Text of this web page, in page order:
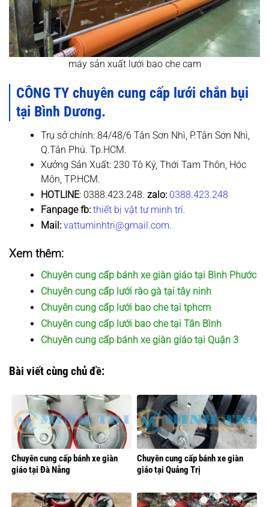
máy sản xuất lưới bao che cam
CÔNG TY chuyên cung cấp lưới chắn bụi
tại Bình Dương.
Trụ sở chính: 84/48/6 Tân Sơn Nhì, P.Tân Sơn Nhì,
Q.Tân Phú. Tp.HCM.
Xưởng Sản Xuất: 230 Tô Ký, Thới Tam Thôn, Hóc
Môn, TP.HCM.
HOTLINE: 0388.423.248. zalo: 0388.423.248
Fanpage fb: thiết bị vật tư minh trí.
Mail: vattuminhtri@gmail.com.
Xem thêm:
Chuyên cung cấp bánh xe giàn giáo tại Bình Phước
Chuyên cung cấp lưới rào gà tại tây ninh
Chuyên cung cấp lưới bao che tại tphcm
Chuyên cung cấp lưới bao che tại Tân Bình
Chuyên cung cấp bánh xe giàn giáo tại Quận 3
Bài viết cùng chủ đề:
Chuyên cung cấp bánh xe giàn
giáo tại Đà Nẵng
Chuyên cung cấp bánh xe giàn
giáo tại Quảng Trị